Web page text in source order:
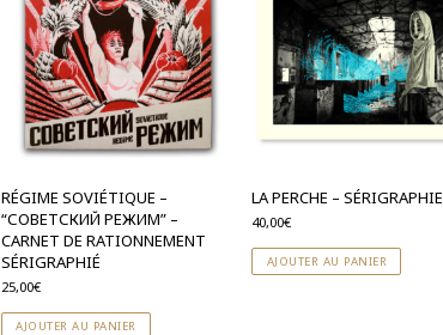
RÉGIME SOVIÉTIQUE –
“СОВЕТСКИЙ РЕЖИМ” –
CARNET DE RATIONNEMENT
SÉRIGRAPHIÉ
25,00€
AJOUTER AU PANIER
LA PERCHE – SÉRIGRAPHIE
40,00€
AJOUTER AU PANIER